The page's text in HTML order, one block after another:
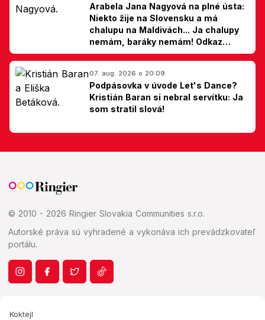
Arabela Jana Nagyová na plné ústa:
Niekto žije na Slovensku a má
chalupu na Maldivách... Ja chalupy
nemám, baráky nemám! Odkaz
Slovákom
07. aug. 2026 o 20:09
Podpásovka v úvode Let's Dance?
Kristián Baran si nebral servítku: Ja
som stratil slová!
© 2010 - 2026 Ringier Slovakia Communities s.r.o.
Autorské práva sú vyhradené a vykonáva ich prevádzkovateľ
portálu.
Koktejl